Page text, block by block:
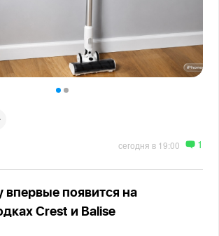
сегодня в 19:00 1
впервые появится на
Crest и Balise